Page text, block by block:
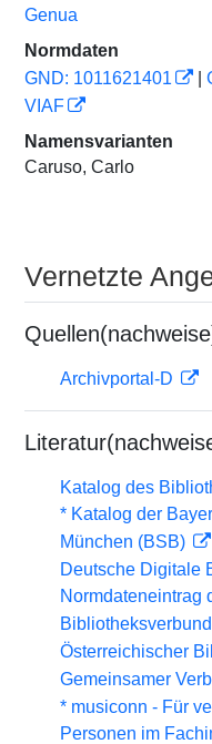
Genua
Normdaten
GND: 1011621401
VIAF
Namensvarianten
Caruso, Carlo
Vernetzte
Archivportal-D
Katalog des
* Katalog der
München (BSB)
Deutsche Digitale
Normdateneintrag
Österreichischer
Gemeinsamer
* musiconn - Für
Personen im